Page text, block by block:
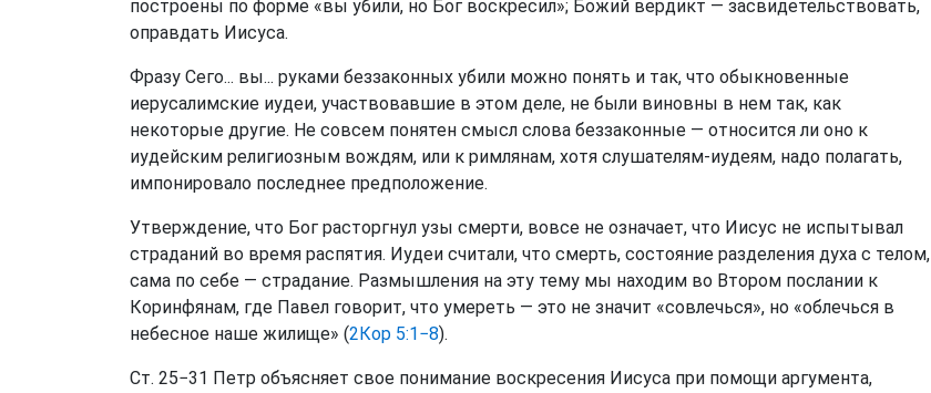
построены по форме «вы убили, но Бог воскресил»; Божий вердикт — засвидетельствовать,
оправдать Иисуса.
Фразу Сего... вы... руками беззаконных убили можно понять и так, что обыкновенные
иерусалимские иудеи, участвовавшие в этом деле, не были виновны в нем так, как
некоторые другие. Не совсем понятен смысл слова беззаконные — относится ли оно к
иудейским религиозным вождям, или к римлянам, хотя слушателям-иудеям, надо полагать,
импонировало последнее предположение.
Утверждение, что Бог расторгнул узы смерти, вовсе не означает, что Иисус не испытывал
страданий во время распятия. Иудеи считали, что смерть, состояние разделения духа с телом,
сама по себе — страдание. Размышления на эту тему мы находим во Втором послании к
Коринфянам, где Павел говорит, что умереть — это не значит «совлечься», но «облечься в
небесное наше жилище» (2Кор 5:1−8).
Ст. 25−31 Петр объясняет свое понимание воскресения Иисуса при помощи аргумента,